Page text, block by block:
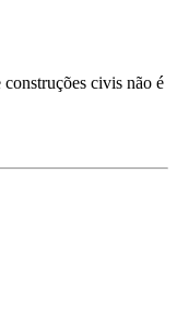
civis não é